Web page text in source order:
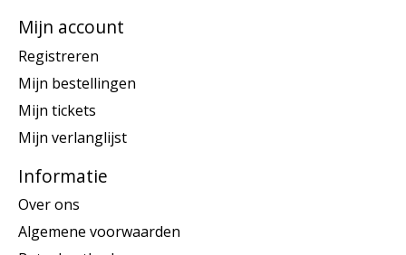
Mijn account
Registreren
Mijn bestellingen
Mijn tickets
Mijn verlanglijst
Informatie
Over ons
Algemene voorwaarden